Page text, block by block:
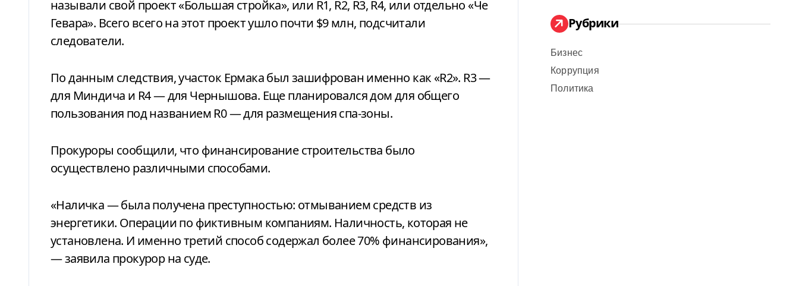
называли свой проект «Большая стройка», или R1, R2, R3, R4, или отдельно «Че
Гевара». Всего всего на этот проект ушло почти $9 млн, подсчитали
следователи.
По данным следствия, участок Ермака был зашифрован именно как «R2». R3 —
для Миндича и R4 — для Чернышова. Еще планировался дом для общего
пользования под названием R0 — для размещения спа-зоны.
Прокуроры сообщили, что финансирование строительства было
осуществлено различными способами.
«Наличка — была получена преступностью: отмыванием средств из
энергетики. Операции по фиктивным компаниям. Наличность, которая не
установлена. И именно третий способ содержал более 70% финансирования»,
— заявила прокурор на суде.
Рубрики
Бизнес
Коррупция
Политика